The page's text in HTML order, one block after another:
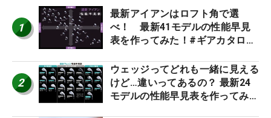
1
最新アイアンはロフト角で選
べ！ 最新41モデルの性能早見
表を作ってみた！#ギアカタログ
2
ウェッジってどれも一緒に見える
けど…違いってあるの？ 最新24
モデルの性能早見表を作ってみ